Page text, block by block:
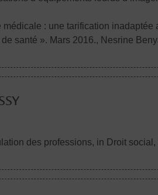
médicale : une tarification
santé ». Mars 2016., Nesrine
des professions, in Droit